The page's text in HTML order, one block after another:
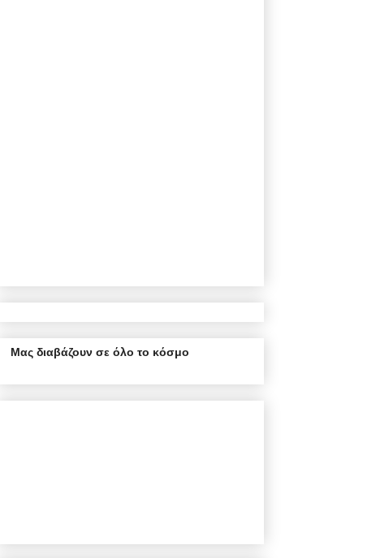
Μας διαβάζουν σε όλο το κόσμο